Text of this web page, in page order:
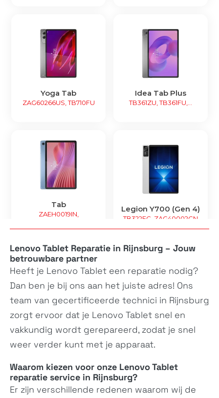
Yoga Tab
ZAG60266US, TB710FU
Idea Tab Plus
TB361ZU, TB361FU,...
Tab
ZAEH0019IN,
Legion Y700 (Gen 4)
TB322FC, ZAG40002CN
Idea Tab Pro
ZAE40142GR
Tab One
TB305FU
Lenovo Tablet Reparatie in Rijnsburg – Jouw
betrouwbare partner
Heeft je Lenovo Tableteen reparatie nodig?
Dan ben je bij ons aan het juiste adres! Ons
team van gecertificeerde technici in Rijnsburg
zorgt ervoor dat je Lenovo Tabletsnel en
vakkundig wordt gerepareerd, zodat je snel
weer verder kunt met je apparaat.
Waarom kiezen voor onze Lenovo Tablet
reparatie service in Rijnsburg?
Er zijn verschillende redenen waarom wij de